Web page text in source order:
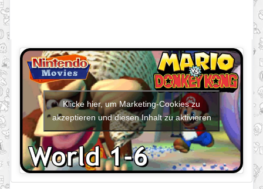
Klicke hier, um Marketing-Cookies zu
akzeptieren und diesen Inhalt zu aktivieren